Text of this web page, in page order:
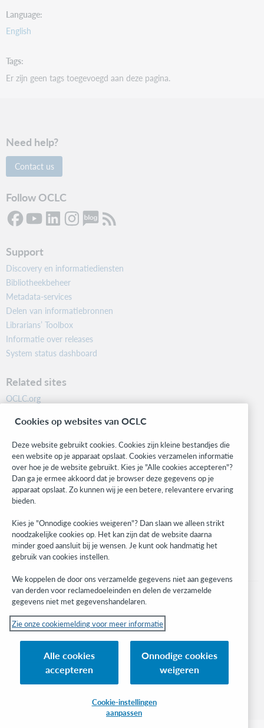
Language
English
Tags
Er zijn geen tags toegevoegd aan deze pagina.
Need help?
Contact us
Follow OCLC
Support
Discovery en informatiediensten
Bibliotheekbeheer
Metadata-services
Delen van informatiebronnen
Librarians’ Toolbox
Informatie over releases
System status dashboard
Related sites
OCLC.org
Community
Research
WebJunction
Developer Network
Stay in the know.
Get the latest product updates, research, events, and much more—
right to your inbox.
Subscribe now
© 2023 OCLC
Inc. en buitenlandse filialen
Cookiemelding Lijst met cookies en cookie-instellingen Privacybeleid
Cookies op websites van OCLC
Deze website gebruikt cookies. Cookies zijn kleine bestandjes die
een website op je apparaat opslaat. Cookies verzamelen informatie
over hoe je de website gebruikt. Kies je "Alle cookies accepteren"?
Dan ga je ermee akkoord dat je browser deze gegevens op je
apparaat opslaat. Zo kunnen wij je een betere, relevantere ervaring
bieden.
Kies je "Onnodige cookies weigeren"? Dan slaan we alleen strikt
noodzakelijke cookies op. Het kan zijn dat de website daarna
minder goed aansluit bij je wensen. Je kunt ook handmatig het
gebruik van cookies instellen.
We koppelen de door ons verzamelde gegevens niet aan gegevens
van derden voor reclamedoeleinden en delen de verzamelde
gegevens niet met gegevenshandelaren.
Zie onze cookiemelding voor meer informatie
Alle cookies
accepteren
Onnodige cookies
weigeren
Cookie-instellingen
aanpassen